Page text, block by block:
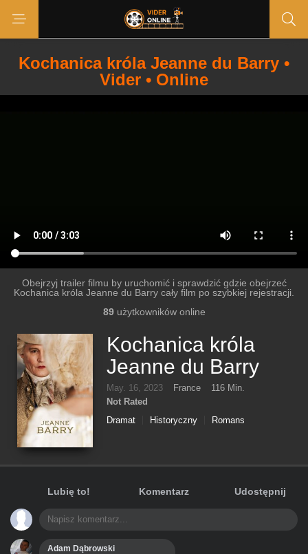
Kochanica króla Jeanne du Barry •
Vider • Online
Obejrzyj trailer filmu by uruchomić i sprawdzić gdzie obejrzeć
Kochanica króla Jeanne du Barry cały film po szybkiej rejestracji.
89użytkowników online
Kochanica króla
Jeanne du Barry
May. 16, 2023 France
116 Min.
Not Rated
Dramat
Historyczny Romans
Lubię to! Komentarz Udostępnij
Adam Dąbrowski